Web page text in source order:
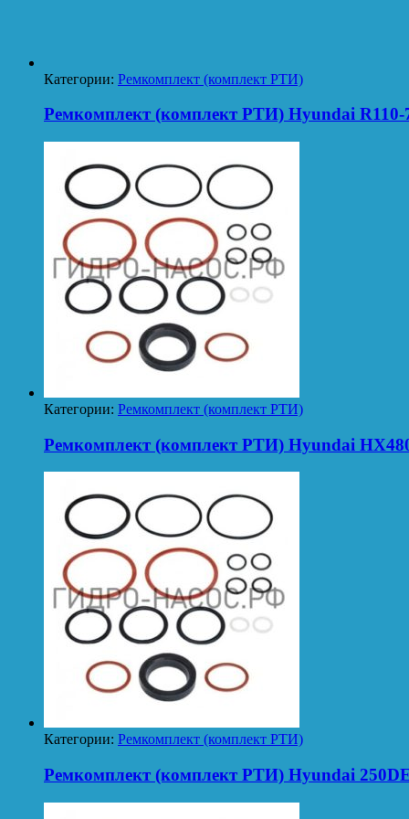
Категории: Ремкомплект (комплект РТИ)
Ремкомплект (комплект РТИ) Hyundai R110-
Категории: Ремкомплект (комплект РТИ)
Ремкомплект (комплект РТИ) Hyundai
Категории: Ремкомплект (комплект РТИ)
Ремкомплект (комплект РТИ) Hyundai